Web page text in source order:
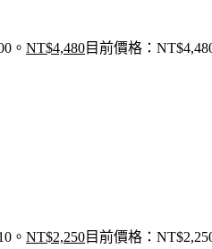
。 NT$4,480目前價格：
。 NT$2,250目前價格：